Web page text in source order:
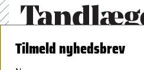
Tandlægeforeningen
Amaliegade 17
Tilmeld nyhedsbrev